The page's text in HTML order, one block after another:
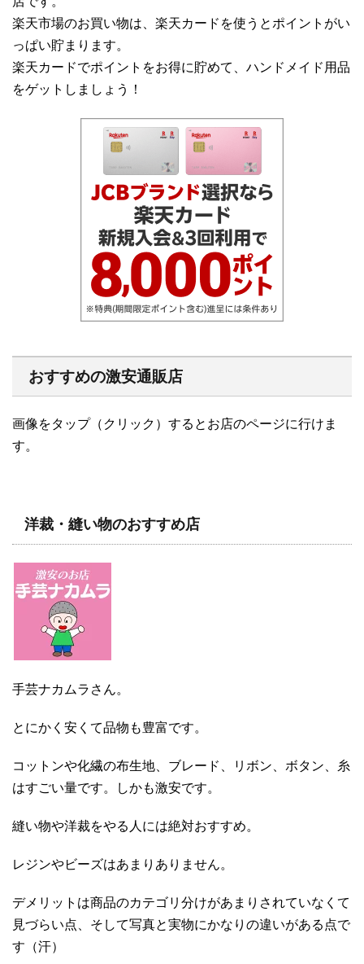
楽天市場のお買い物は、楽天カードを使うとポイントがい
っぱい貯まります。
楽天カードでポイントをお得に貯めて、ハンドメイド用品
をゲットしましょう！
おすすめの激安通販店
画像をタップ（クリック）するとお店のページに行けま
す。
洋裁・縫い物のおすすめ店
手芸ナカムラさん。
とにかく安くて品物も豊富です。
コットンや化繊の布生地、ブレード、リボン、ボタン、糸
はすごい量です。しかも激安です。
縫い物や洋裁をやる人には絶対おすすめ。
レジンやビーズはあまりありません。
デメリットは商品のカテゴリ分けがあまりされていなくて
見づらい点、そして写真と実物にかなりの違いがある点で
す（汗）